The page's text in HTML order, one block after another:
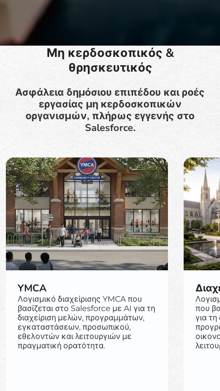
Μη κερδοσκοπικός &
θρησκευτικός
Ασφάλεια δημόσιου επιπέδου και ροές
εργασίας μη κερδοσκοπικών
οργανισμών, πλήρως εγγενής στο
Salesforce.
YMCA
Λογισμικό διαχείρισης YMCA που
βασίζεται στο Salesforce με AI για τη
διαχείριση μελών, προγραμμάτων,
εγκαταστάσεων, προσωπικού,
εθελοντών και λειτουργιών με
πραγματική ορατότητα.
που
για τη